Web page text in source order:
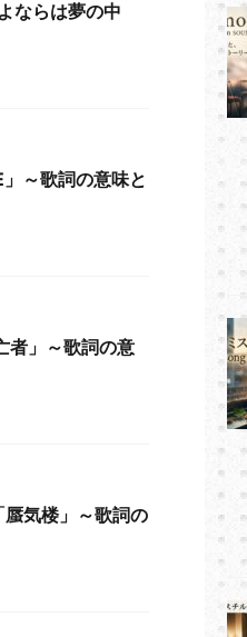
ならは夢の中
～歌詞の意味と
者」～歌詞の意
蜃気楼」～歌詞の